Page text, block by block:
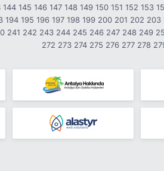
144 145 146 147 148 149 150 151 152 153
194 195 196 197 198 199 200 201 202 203
241 242 243 244 245 246 247 248 249
272 273 274 275 276 277 278